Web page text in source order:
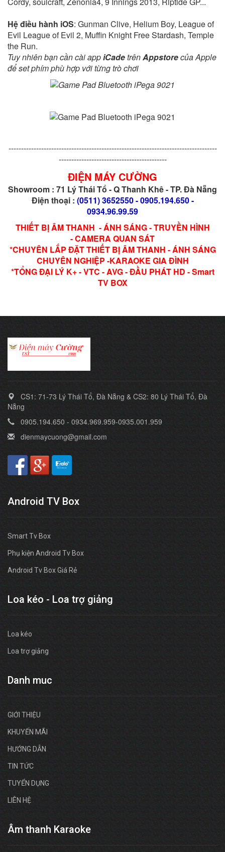
Hệ điều hành iOS: Gunman Clive, Helium Boy, League of
Evil League of Evil 2, Muffin Knight Free Stardash, Temple
the Run.
Tuy nhiên bạn cần cài appiCadetrênAppstorecủa Apple
để set phím phù hợp với từng trò chơi
-----------------------------------------------------------------------------------
-------------------------------------------
ĐIỆN MÁY CƯỜNG
Showroom : 71 Lý Thái Tổ - Q Thanh Khê - TP. Đà Nẵng
Điện thoại : (0511) 3652550 - 0905.194.650 -
0934.96.99.59
THIẾT BỊ ÂM THANH - ÁNH SÁNG - TRUYỀN HÌNH
- CAMERA QUAN SÁT
*CHUYÊN LẮP ĐẶT THIẾT BỊ ÂM THANH - ÁNH SÁNG
CHUYÊN NGHIỆP -KARAOKE GIA ĐÌNH
*TỔNG ĐẠI LÝ K+ - VTC - AVG - ĐẦU PHÁT HD - Smart
TV BOX
CS1: 71-73 Lý Thái Tổ, Đà Nẵng & CS2: 80 Lý Thái Tổ, Đà
Nẵng
0905.194.650 - 0934.969.959-0935.001.959
dienmaycuong@gmail.com
Android TV Box
Smart Tv Box
Phụ kiện Android Tv Box
Android Tv Box Giá Rẻ
Loa kéo - Loa trợ giảng
Loa kéo
Loa trợ giảng
Danh muc
GIỚI THIỆU
KHUYẾN MÃI
HƯỚNG DẪN
TIN TỨC
TUYỂN DỤNG
LIÊN HỆ
Âm thanh Karaoke